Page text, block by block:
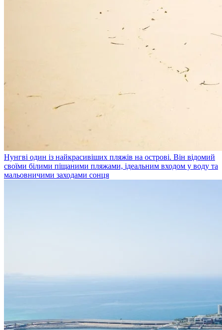
Нунгві один із найкрасивіших пляжів на острові. Він відомий
своїми білими піщаними пляжами, ідеальним входом у воду та
мальовничими заходами сонця